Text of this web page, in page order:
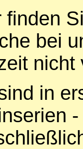
finden
bei
nicht
in